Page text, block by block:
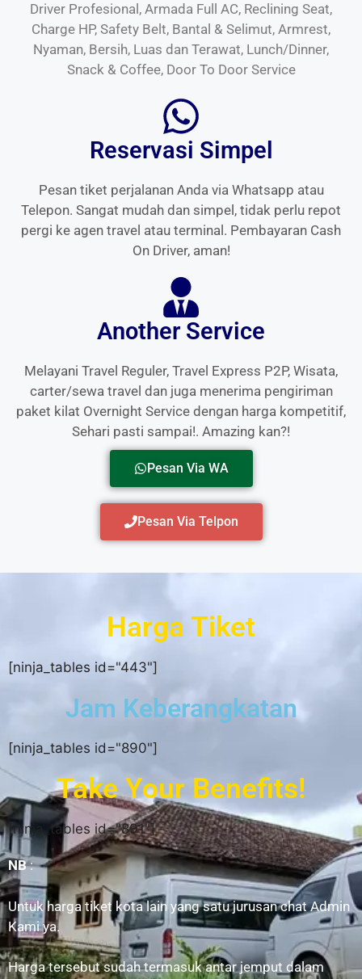
Driver Profesional, Armada Full AC, Reclining Seat,
Charge HP, Safety Belt, Bantal & Selimut, Armrest,
Nyaman, Bersih, Luas dan Terawat, Lunch/Dinner,
Snack & Coffee, Door To Door Service
Reservasi Simpel
Pesan tiket perjalanan Anda via Whatsapp atau
Telepon. Sangat mudah dan simpel, tidak perlu repot
pergi ke agen travel atau terminal. Pembayaran Cash
On Driver, aman!
Another Service
Melayani Travel Reguler, Travel Express P2P, Wisata,
carter/sewa travel dan juga menerima pengiriman
paket kilat Overnight Service dengan harga kompetitif,
Sehari pasti sampai!. Amazing kan?!
Pesan Via WA
Pesan Via Telpon
Harga Tiket
[ninja_tables id="443"]
Jam Keberangkatan
[ninja_tables id="890"]
Take Your Benefits!
[ninja_tables id="891"]
NB:
Untuk harga tiket kota lain yang satu jurusan chat Admin
Kami ya.
Harga tersebut sudah termasuk antar jemput dalam